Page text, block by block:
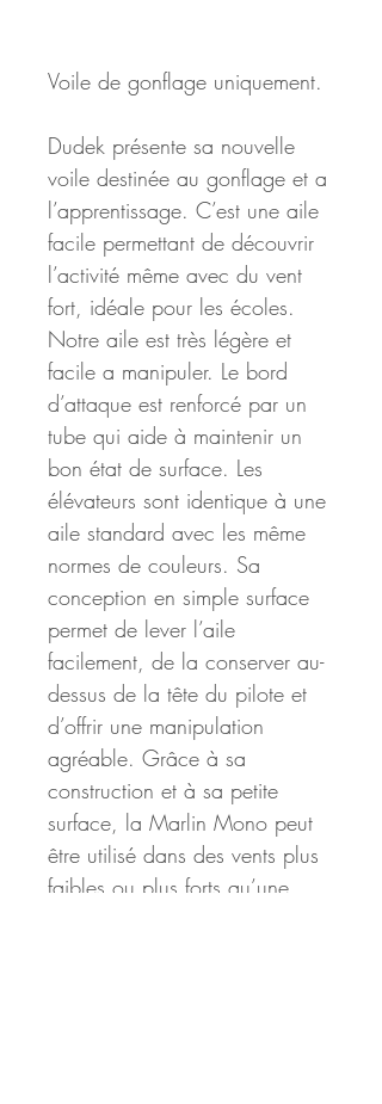
Voile de gonflage uniquement.
Dudek présente sa nouvelle
voile destinée au gonflage et a
l’apprentissage. C’est une aile
facile permettant de découvrir
l’activité même avec du vent
fort, idéale pour les écoles.
Notre aile est très légère et
facile a manipuler. Le bord
d’attaque est renforcé par un
tube qui aide à maintenir un
bon état de surface. Les
élévateurs sont identique à une
aile standard avec les même
normes de couleurs. Sa
conception en simple surface
permet de lever l’aile
facilement, de la conserver au-
dessus de la tête du pilote et
d’offrir une manipulation
agréable. Grâce à sa
construction et à sa petite
surface, la Marlin Mono peut
être utilisé dans des vents plus
faibles ou plus forts qu’une